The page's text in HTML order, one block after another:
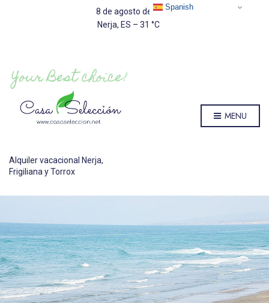
8 de agosto de 2026
Nerja, ES – 31 C
Alquiler vacacional Nerja,
Frigiliana y Torrox
MENU
Spanish